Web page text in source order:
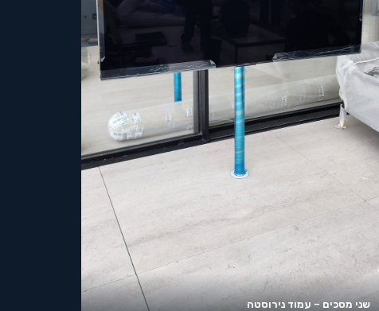
שני מסכים – עמוד נירוסטה